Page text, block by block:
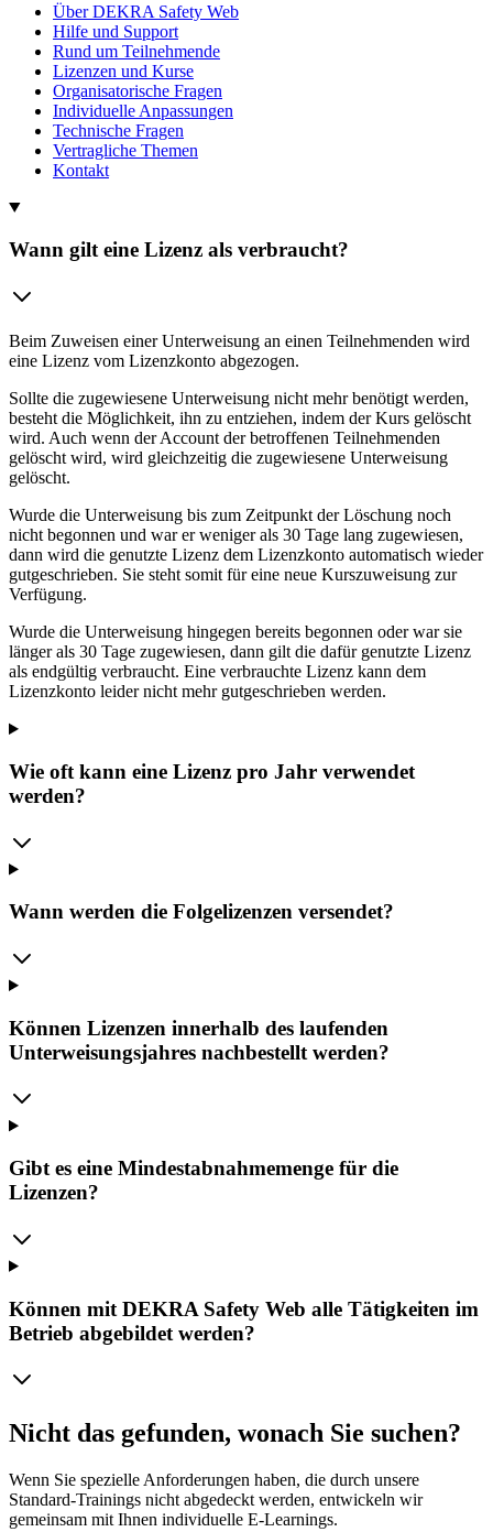
Über DEKRA Safety Web
Hilfe und Support
Rund um Teilnehmende
Lizenzen und Kurse
Organisatorische Fragen
Individuelle Anpassungen
Technische Fragen
Vertragliche Themen
Kontakt
Wann gilt eine Lizenz als verbraucht?
Beim Zuweisen einer Unterweisung an einen Teilnehmenden wird
eine Lizenz vom Lizenzkonto abgezogen.
Sollte die zugewiesene Unterweisung nicht mehr benötigt werden,
besteht die Möglichkeit, ihn zu entziehen, indem der Kurs gelöscht
wird. Auch wenn der Account der betroffenen Teilnehmenden
gelöscht wird, wird gleichzeitig die zugewiesene Unterweisung
gelöscht.
Wurde die Unterweisung bis zum Zeitpunkt der Löschung noch
nicht begonnen und war er weniger als 30 Tage lang zugewiesen,
dann wird die genutzte Lizenz dem Lizenzkonto automatisch wieder
gutgeschrieben. Sie steht somit für eine neue Kurszuweisung zur
Verfügung.
Wurde die Unterweisung hingegen bereits begonnen oder war sie
länger als 30 Tage zugewiesen, dann gilt die dafür genutzte Lizenz
als endgültig verbraucht. Eine verbrauchte Lizenz kann dem
Lizenzkonto leider nicht mehr gutgeschrieben werden.
Wie oft kann eine Lizenz pro Jahr verwendet
werden?
Wann werden die Folgelizenzen versendet?
Können Lizenzen innerhalb des laufenden
Unterweisungsjahres nachbestellt werden?
Gibt es eine Mindestabnahmemenge für die
Lizenzen?
Können mit DEKRA Safety Web alle Tätigkeiten im
Betrieb abgebildet werden?
Nicht das gefunden, wonach Sie suchen?
Wenn Sie spezielle Anforderungen haben, die durch unsere
Standard-Trainings nicht abgedeckt werden, entwickeln wir
gemeinsam mit Ihnen individuelle E-Learnings.